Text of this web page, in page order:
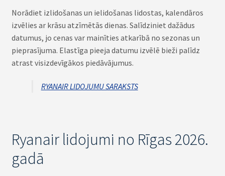
Norādiet izlidošanas un ielidošanas lidostas, kalendāros
izvēlies ar krāsu atzīmētās dienas. Salīdziniet dažādus
datumus, jo cenas var mainīties atkarībā no sezonas un
pieprasījuma. Elastīga pieeja datumu izvēlē bieži palīdz
atrast visizdevīgākos piedāvājumus.
RYANAIR LIDOJUMU SARAKSTS
Ryanair lidojumi no Rīgas 2026.
gadā